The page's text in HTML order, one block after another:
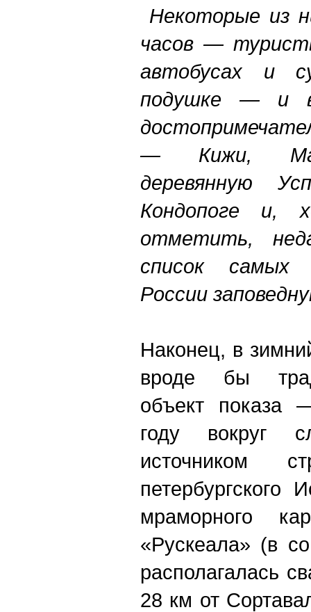
Некоторые из
часов —
автобусах и
подушке — и
— Кижи,
деревянную
Кондопоге и,
отметить,
список самых
России
Наконец, в
вроде бы
объект показа
году вокруг
источником
петербургского
мраморного
«Рускеала» (в
располагалась
28 км от